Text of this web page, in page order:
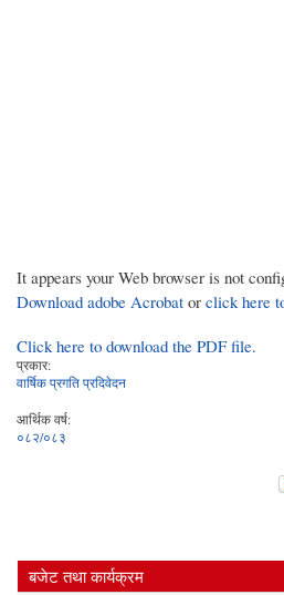
It appears your Web browser is not
Download adobe Acrobat or click here
Click here to download the PDF file.
प्रकार:
वार्षिक प्रगति प्रदिवेदन
आर्थिक वर्ष:
०८२/०८३
बजेट तथा कार्यक्रम